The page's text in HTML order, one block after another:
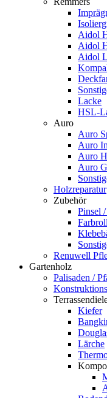
Aidol
Aidol
Aidol
Lacke
HSL-
Auro
Auro
Auro
Auro
Auro
Holzreparatur
Zubehör
Pinsel
Renuwell
Gartenholz
Palisaden /
Kiefer
Lärche